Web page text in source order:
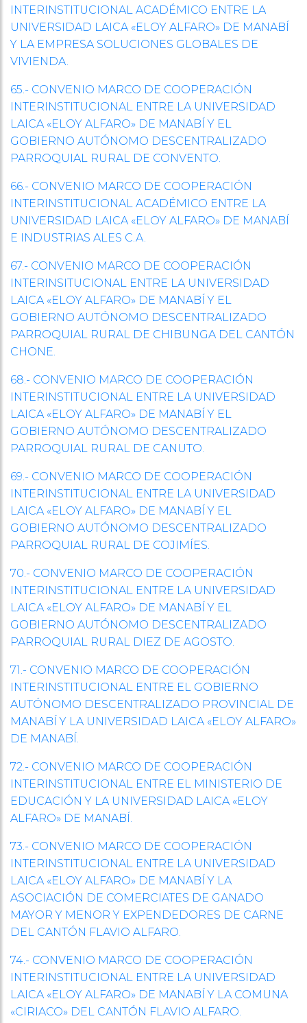
INTERINSTITUCIONAL ACADÉMICO ENTRE LA
UNIVERSIDAD LAICA «ELOY ALFARO» DE MANABÍ
Y LA EMPRESA SOLUCIONES GLOBALES DE
VIVIENDA.
65.- CONVENIO MARCO DE COOPERACIÓN
INTERINSTITUCIONAL ENTRE LA UNIVERSIDAD
LAICA «ELOY ALFARO» DE MANABÍ Y EL
GOBIERNO AUTÓNOMO DESCENTRALIZADO
PARROQUIAL RURAL DE CONVENTO.
66.- CONVENIO MARCO DE COOPERACIÓN
INTERINSTITUCIONAL ACADÉMICO ENTRE LA
UNIVERSIDAD LAICA «ELOY ALFARO» DE MANABÍ
E INDUSTRIAS ALES C.A.
67.- CONVENIO MARCO DE COOPERACIÓN
INTERINSITUCIONAL ENTRE LA UNIVERSIDAD
LAICA «ELOY ALFARO» DE MANABÍ Y EL
GOBIERNO AUTÓNOMO DESCENTRALIZADO
PARROQUIAL RURAL DE CHIBUNGA DEL CANTÓN
CHONE.
68.- CONVENIO MARCO DE COOPERACIÓN
INTERINSTITUCIONAL ENTRE LA UNIVERSIDAD
LAICA «ELOY ALFARO» DE MANABÍ Y EL
GOBIERNO AUTÓNOMO DESCENTRALIZADO
PARROQUIAL RURAL DE CANUTO.
69.- CONVENIO MARCO DE COOPERACIÓN
INTERINSTITUCIONAL ENTRE LA UNIVERSIDAD
LAICA «ELOY ALFARO» DE MANABÍ Y EL
GOBIERNO AUTÓNOMO DESCENTRALIZADO
PARROQUIAL RURAL DE COJIMÍES.
70.- CONVENIO MARCO DE COOPERACIÓN
INTERINSTITUCIONAL ENTRE LA UNIVERSIDAD
LAICA «ELOY ALFARO» DE MANABÍ Y EL
GOBIERNO AUTÓNOMO DESCENTRALIZADO
PARROQUIAL RURAL DIEZ DE AGOSTO.
71.- CONVENIO MARCO DE COOPERACIÓN
INTERINSTITUCIONAL ENTRE EL GOBIERNO
AUTÓNOMO DESCENTRALIZADO PROVINCIAL DE
MANABÍ Y LA UNIVERSIDAD LAICA «ELOY ALFARO»
DE MANABÍ.
72.- CONVENIO MARCO DE COOPERACIÓN
INTERINSTITUCIONAL ENTRE EL MINISTERIO DE
EDUCACIÓN Y LA UNIVERSIDAD LAICA «ELOY
ALFARO» DE MANABÍ.
73.- CONVENIO MARCO DE COOPERACIÓN
INTERINSTITUCIONAL ENTRE LA UNIVERSIDAD
LAICA «ELOY ALFARO» DE MANABÍ Y LA
ASOCIACIÓN DE COMERCIATES DE GANADO
MAYOR Y MENOR Y EXPENDEDORES DE CARNE
DEL CANTÓN FLAVIO ALFARO.
74.- CONVENIO MARCO DE COOPERACIÓN
INTERINSTITUCIONAL ENTRE LA UNIVERSIDAD
LAICA «ELOY ALFARO» DE MANABÍ Y LA COMUNA
«CIRIACO» DEL CANTÓN FLAVIO ALFARO.